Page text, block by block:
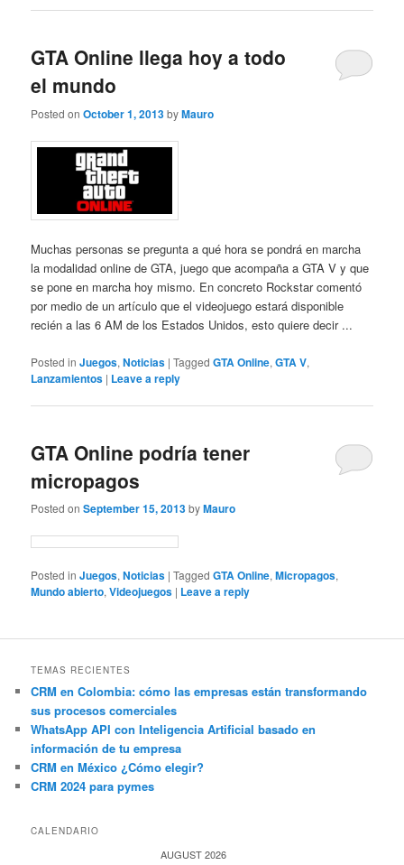
GTA Online llega hoy a todo
el mundo
Posted onOctober 1, 2013byMauro
Muchas personas se pregunta a qué hora se pondrá en marcha
la modalidad online de GTA, juego que acompaña a GTA V y que
se pone en marcha hoy mismo. En concreto Rockstar comentó
por medio de un artículo que el videojuego estará disponible
recién a las 6 AM de los Estados Unidos, esto quiere decir ...
Posted in Juegos,Noticias |Tagged GTA Online,GTA V,
Lanzamientos | Leave a reply
GTA Online podría tener
micropagos
Posted onSeptember 15, 2013byMauro
Posted in Juegos,Noticias |Tagged GTA Online,Micropagos,
Mundo abierto,Videojuegos | Leave a reply
TEMAS RECIENTES
CRM en Colombia: cómo las empresas están transformando
sus procesos comerciales
WhatsApp API con Inteligencia Artificial basado en
información de tu empresa
CRM en México ¿Cómo elegir?
CRM 2024 para pymes
CALENDARIO
AUGUST 2026